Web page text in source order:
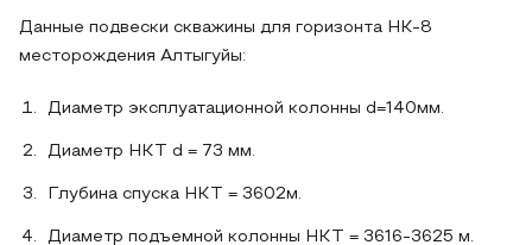
Данные подвески скважины для горизонта НК-8
месторождения Алтыгуйы:
Диаметр эксплуатационной колонны d=140мм.
Диаметр НКТ d = 73 мм.
Глубина спуска НКТ = 3602м.
Диаметр подъемной колонны НКТ = 3616-3625 м.